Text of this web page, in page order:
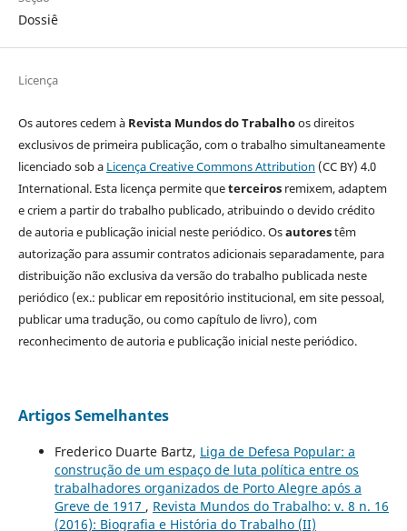
Dossiê
Licença
Os autores cedem à Revista Mundos do Trabalhoos direitos
exclusivos de primeira publicação, com o trabalho simultaneamente
licenciado sob a Licença Creative Commons Attribution (CC BY) 4.0
International. Esta licença permite queterceirosremixem, adaptem
e criem a partir do trabalho publicado, atribuindo o devido crédito
de autoria e publicação inicial neste periódico. Osautorestêm
autorização para assumir contratos adicionais separadamente, para
distribuição não exclusiva da versão do trabalho publicada neste
periódico (ex.: publicar em repositório institucional, em site pessoal,
publicar uma tradução, ou como capítulo de livro), com
reconhecimento de autoria e publicação inicial neste periódico.
Artigos Semelhantes
Frederico Duarte Bartz, Liga de Defesa Popular: a
construção de um espaço de luta política entre os
trabalhadores organizados de Porto Alegre após a
Greve de 1917 , Revista Mundos do Trabalho: v. 8 n. 16
(2016): Biografia e História do Trabalho (II)